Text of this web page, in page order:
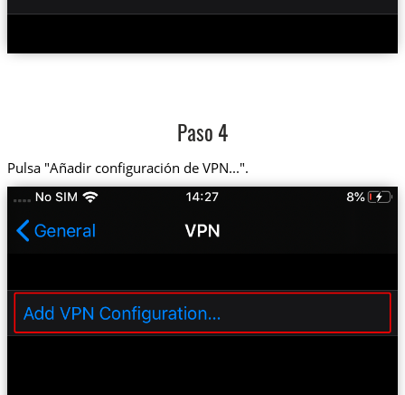
Paso 4
Pulsa "Añadir configuración de VPN...".